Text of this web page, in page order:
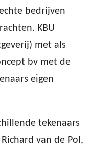
bedrijven
KBU
met als
bv met de
eigen
tekenaars
van de Pol,